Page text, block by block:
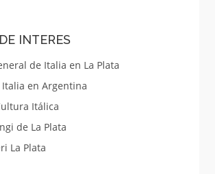
INTERES
de Italia en La Plata
en Argentina
Itálica
de La Plata
La Plata